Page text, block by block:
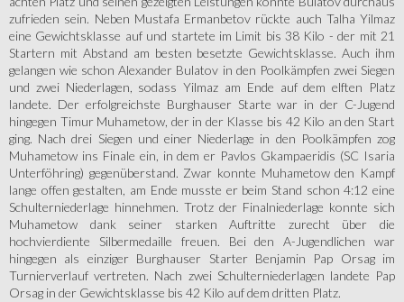
zufrieden sein. Neben Mustafa Ermanbetov rückte auch Talha Yilmaz
eine Gewichtsklasse auf und startete im Limit bis 38 Kilo - der mit 21
Startern mit Abstand am besten besetzte Gewichtsklasse. Auch ihm
gelangen wie schon Alexander Bulatov in den Poolkämpfen zwei Siegen
und zwei Niederlagen, sodass Yilmaz am Ende auf dem elften Platz
landete. Der erfolgreichste Burghauser Starte war in der C-Jugend
hingegen Timur Muhametow, der in der Klasse bis 42 Kilo an den Start
ging. Nach drei Siegen und einer Niederlage in den Poolkämpfen zog
Muhametow ins Finale ein, in dem er Pavlos Gkampaeridis (SC Isaria
Unterföhring) gegenüberstand. Zwar konnte Muhametow den Kampf
lange offen gestalten, am Ende musste er beim Stand schon 4:12 eine
Schulterniederlage hinnehmen. Trotz der Finalniederlage konnte sich
Muhametow dank seiner starken Auftritte zurecht über die
hochvierdiente Silbermedaille freuen. Bei den A-Jugendlichen war
hingegen als einziger Burghauser Starter Benjamin Pap Orsag im
Turnierverlauf vertreten. Nach zwei Schulterniederlagen landete Pap
Orsag in der Gewichtsklasse bis 42 Kilo auf dem dritten Platz.